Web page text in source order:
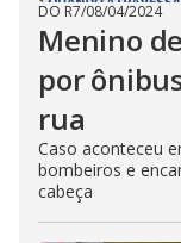
DO R7/08/04/2024
Menino
por
rua
Caso aconteceu
bombeiros e
cabeça